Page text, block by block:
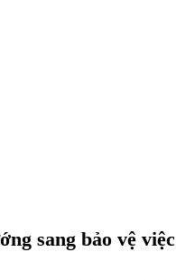
sang bảo vệ